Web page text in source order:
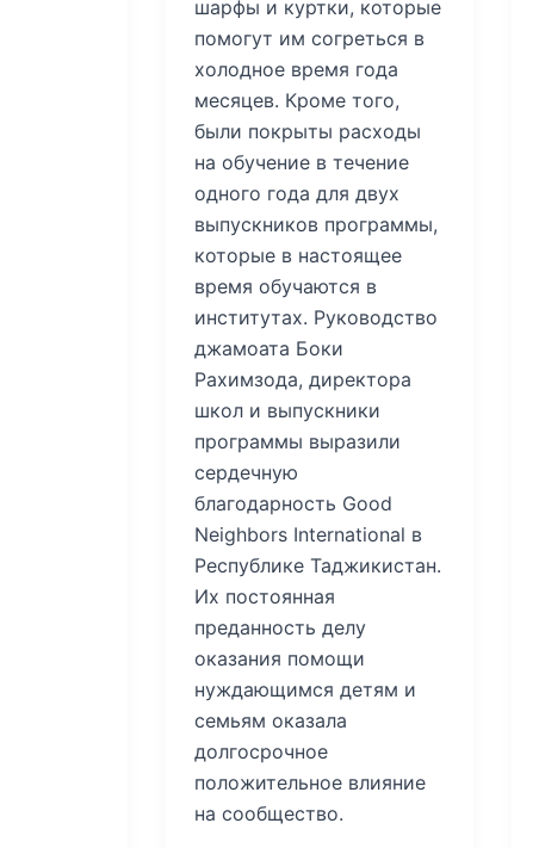
шарфы и куртки, которые
помогут им согреться в
холодное время года
месяцев. Кроме того,
были покрыты расходы
на обучение в течение
одного года для двух
выпускников программы,
которые в настоящее
время обучаются в
институтах. Руководство
джамоата Боки
Рахимзода, директора
школ и выпускники
программы выразили
сердечную
благодарность Good
Neighbors International в
Республике Таджикистан.
Их постоянная
преданность делу
оказания помощи
нуждающимся детям и
семьям оказала
долгосрочное
положительное влияние
на сообщество.